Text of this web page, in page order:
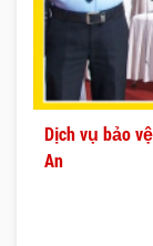
Dịch vụ bảo
An